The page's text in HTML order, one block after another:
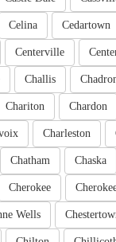
Cedartown
Celina
Centerville
Challis
Chardon
Chariton
Charleston
Chaska
Chatham
Cherokee
Wells